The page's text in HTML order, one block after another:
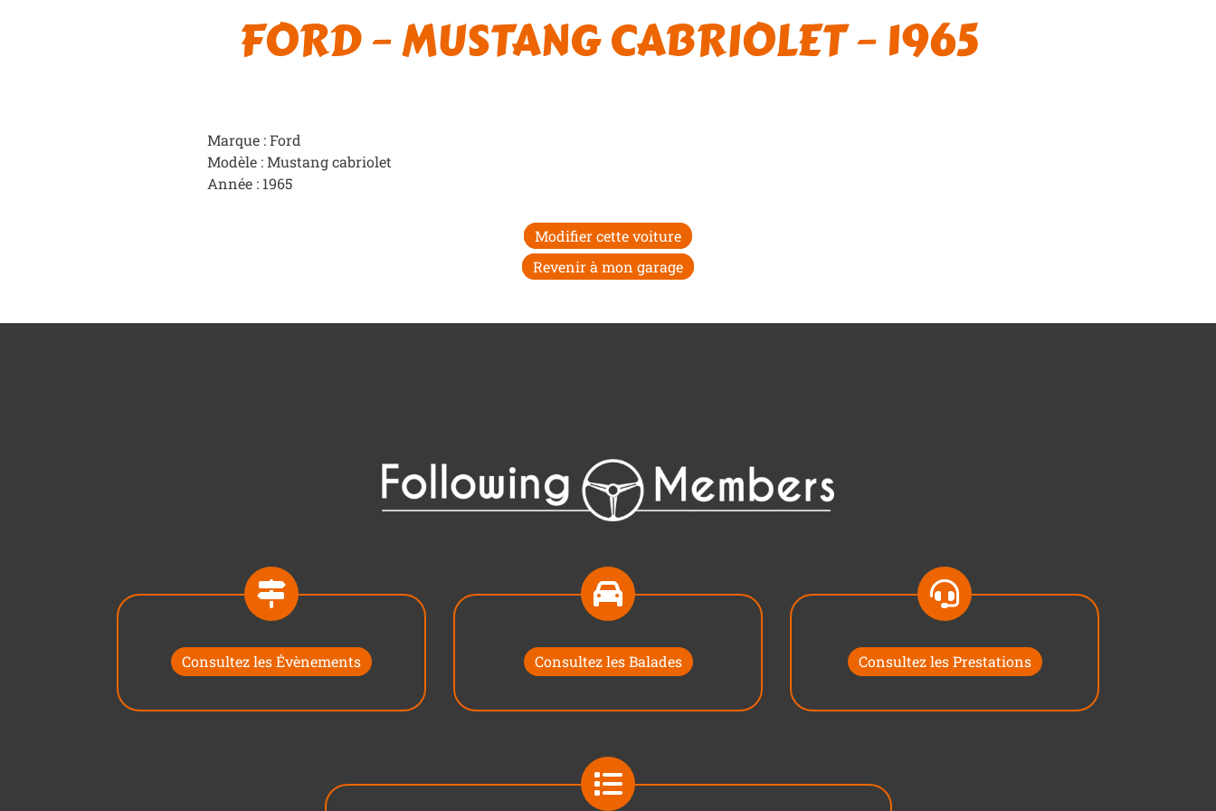
FORD – MUSTANG CABRIOLET – 1965
Marque : Ford
Modèle : Mustang cabriolet
Année : 1965
Modifier cette voiture
Revenir à mon garage
Consultez les Évènements Consultez les Balades Consultez les Prestations